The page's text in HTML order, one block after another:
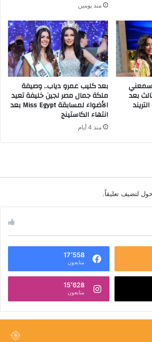
منذ يومين
بعد
بعد كليب عمرو دياب.. وصيفة
ملكة جمال مصر لجين خليفة تعيد
الأضواء لمسابقة Miss Egypt بعد
انتهاء الكاستينج
منذ 4 أيام
لتضيف تعليقاً.
17٬558
متابعون
15٬628
متابعون